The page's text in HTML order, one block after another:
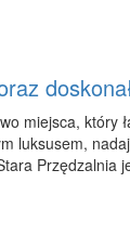
miejsca, który
luksusem,
Przędzalnia